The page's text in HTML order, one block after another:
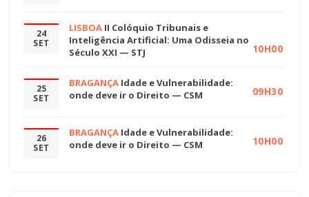
24
SET
LISBOA II Colóquio Tribunais e
Inteligência Artificial: Uma Odisseia no
Século XXI — STJ
10H00
25
SET
BRAGANÇA Idade e Vulnerabilidade:
onde deve ir o Direito — CSM
09H30
26
SET
BRAGANÇA Idade e Vulnerabilidade:
onde deve ir o Direito — CSM
10H00